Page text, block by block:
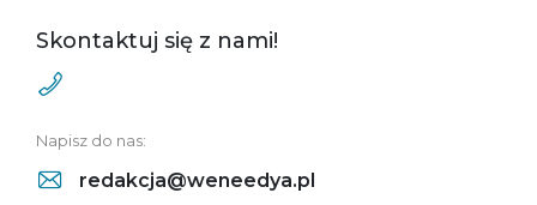
Skontaktuj się z nami!
Napisz do nas:
redakcja@weneedya.pl